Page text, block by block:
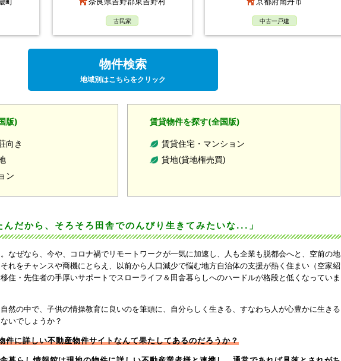
古民家 中古一戸建
物件検索
地域別はこちらをクリック
版)
向き
ン
賃貸物件を探す(全国版)
賃貸住宅・マンション
貸地(貸地権売買)
んだから、そろそろ田舎でのんびり生きてみたいな...」
なぜなら、今や、コロナ禍でリモートワークが一気に加速し、人も企業も脱都会へと、空前の地
れをチャンスや商機にとらえ、以前から人口減少で悩む地方自治体の支援が熱く住まい（空家紹
住・先住者の手厚いサポートでスローライフ＆田舎暮らしへのハードルが格段と低くなっていま
然の中で、子供の情操教育に良いのを筆頭に、自分らしく生きる、すなわち人が心豊かに生きる
いでしょうか？
件に詳しい不動産物件サイトなんて果たしてあるのだろうか？